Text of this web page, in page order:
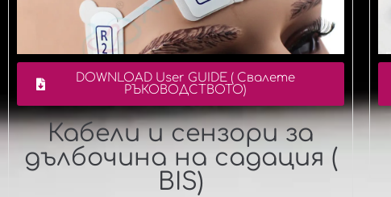
DOWNLOAD User GUIDE ( Свалете
РЪКОВОДСТВОТО)
Кабели и сензори за
дълбочина на садация (
BIS)